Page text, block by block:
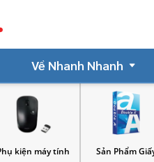
Về Nhanh Nhanh
Sản Phẩm Giấy Bìa lưu hồ sơ